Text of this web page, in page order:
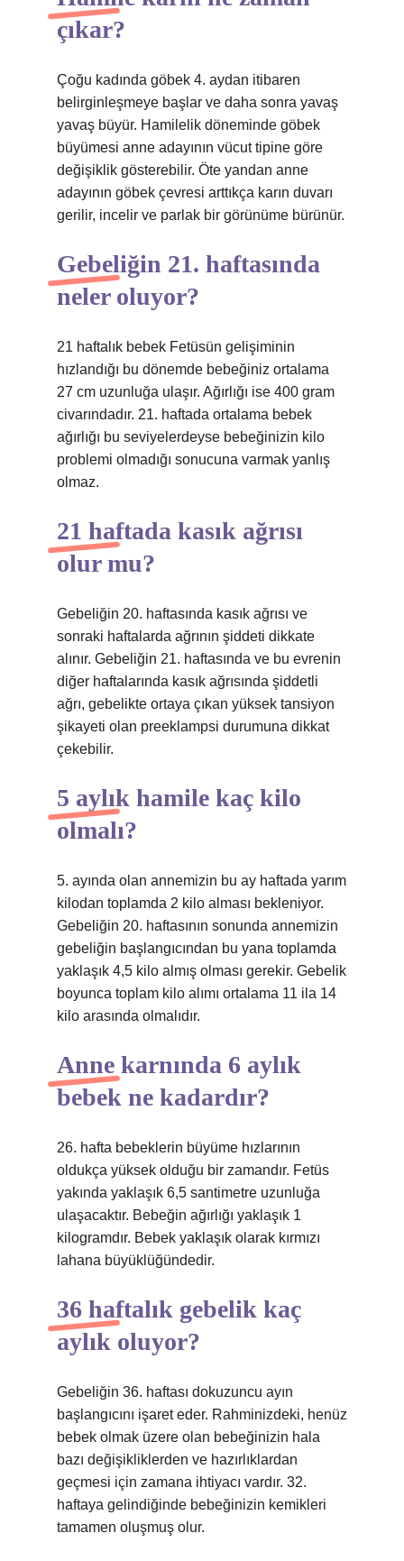
çıkar?
Çoğu kadında göbek 4. aydan itibaren
belirginleşmeye başlar ve daha sonra yavaş
yavaş büyür. Hamilelik döneminde göbek
büyümesi anne adayının vücut tipine göre
değişiklik gösterebilir. Öte yandan anne
adayının göbek çevresi arttıkça karın duvarı
gerilir, incelir ve parlak bir görünüme bürünür.
Gebeliğin 21. haftasında
neler oluyor?
21 haftalık bebek Fetüsün gelişiminin
hızlandığı bu dönemde bebeğiniz ortalama
27 cm uzunluğa ulaşır. Ağırlığı ise 400 gram
civarındadır. 21. haftada ortalama bebek
ağırlığı bu seviyelerdeyse bebeğinizin kilo
problemi olmadığı sonucuna varmak yanlış
olmaz.
21 haftada kasık ağrısı
olur mu?
Gebeliğin 20. haftasında kasık ağrısı ve
sonraki haftalarda ağrının şiddeti dikkate
alınır. Gebeliğin 21. haftasında ve bu evrenin
diğer haftalarında kasık ağrısında şiddetli
ağrı, gebelikte ortaya çıkan yüksek tansiyon
şikayeti olan preeklampsi durumuna dikkat
çekebilir.
5 aylık hamile kaç kilo
olmalı?
5. ayında olan annemizin bu ay haftada yarım
kilodan toplamda 2 kilo alması bekleniyor.
Gebeliğin 20. haftasının sonunda annemizin
gebeliğin başlangıcından bu yana toplamda
yaklaşık 4,5 kilo almış olması gerekir. Gebelik
boyunca toplam kilo alımı ortalama 11 ila 14
kilo arasında olmalıdır.
Anne karnında 6 aylık
bebek ne kadardır?
26. hafta bebeklerin büyüme hızlarının
oldukça yüksek olduğu bir zamandır. Fetüs
yakında yaklaşık 6,5 santimetre uzunluğa
ulaşacaktır. Bebeğin ağırlığı yaklaşık 1
kilogramdır. Bebek yaklaşık olarak kırmızı
lahana büyüklüğündedir.
36 haftalık gebelik kaç
aylık oluyor?
Gebeliğin 36. haftası dokuzuncu ayın
başlangıcını işaret eder. Rahminizdeki, henüz
bebek olmak üzere olan bebeğinizin hala
bazı değişikliklerden ve hazırlıklardan
geçmesi için zamana ihtiyacı vardır. 32.
haftaya gelindiğinde bebeğinizin kemikleri
tamamen oluşmuş olur.